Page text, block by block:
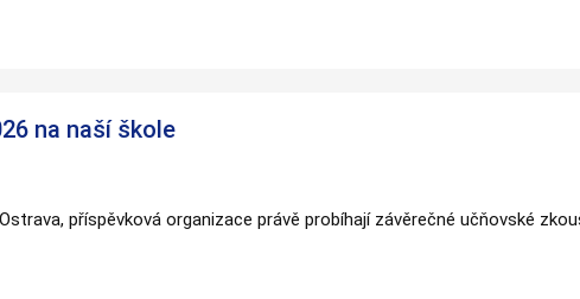
na naší škole
příspěvková organizace právě probíhají závěrečné učňovské
Sdílením svých
zájmů a chování
zvyšujete šanci na
zobrazení